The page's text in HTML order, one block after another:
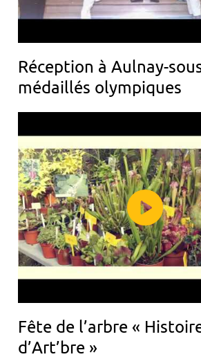
Réception à Aulnay-
médaillés olympiques
Fête de l’arbre «
d’Art’bre »